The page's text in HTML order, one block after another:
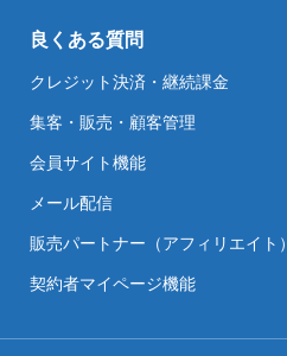
良くある質問
クレジット決済・継続課金
集客・販売・顧客管理
会員サイト機能
メール配信
販売パートナー（アフィリエイト）
契約者マイページ機能